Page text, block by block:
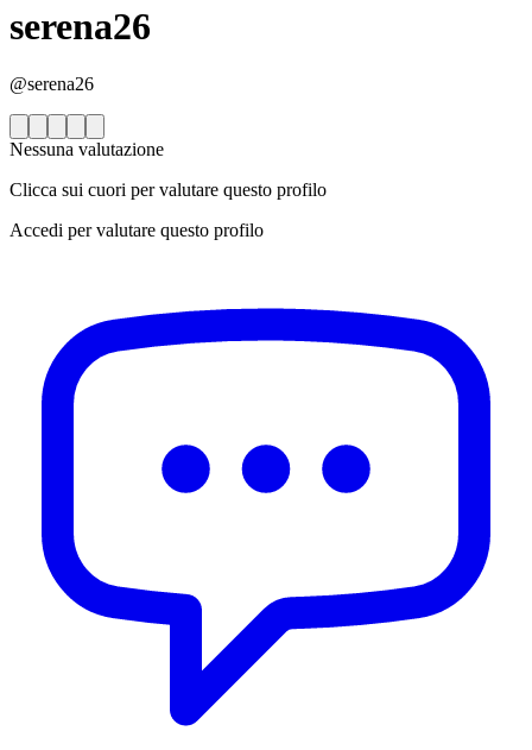
serena26
@serena26
Nessuna valutazione
Clicca sui cuori per valutare questo profilo
Accedi per valutare questo profilo